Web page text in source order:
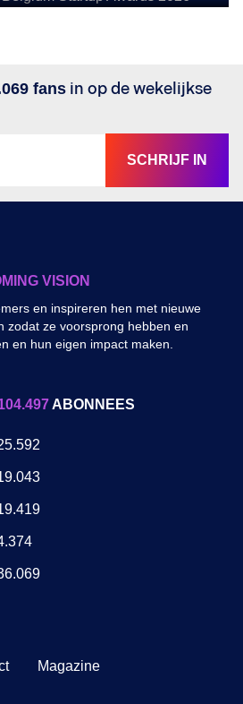
fans in op de wekelijkse
SCHRIJF IN
VISION
en inspireren hen met nieuwe
zodat ze voorsprong hebben en
en hun eigen impact maken.
ABONNEES
Magazine